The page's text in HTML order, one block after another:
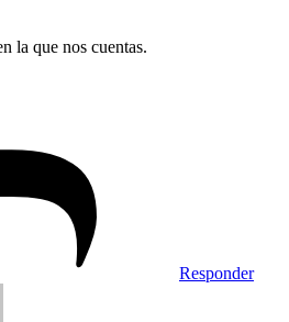
la que nos cuentas.
Responder